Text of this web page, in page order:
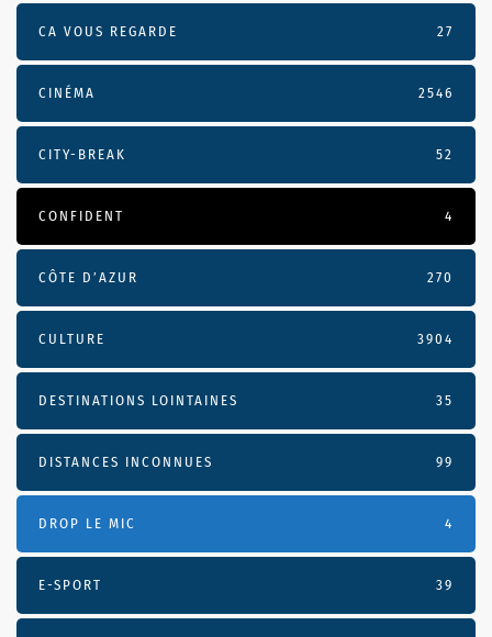
CA VOUS REGARDE 27
CINÉMA 2546
CITY-BREAK 52
CONFIDENT 4
CÔTE D’AZUR 270
CULTURE 3904
DESTINATIONS LOINTAINES 35
DISTANCES INCONNUES 99
DROP LE MIC 4
E-SPORT 39